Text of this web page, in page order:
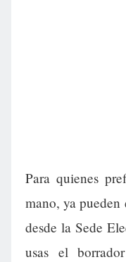
Para quienes
mano, ya
desde la Sede
usas el